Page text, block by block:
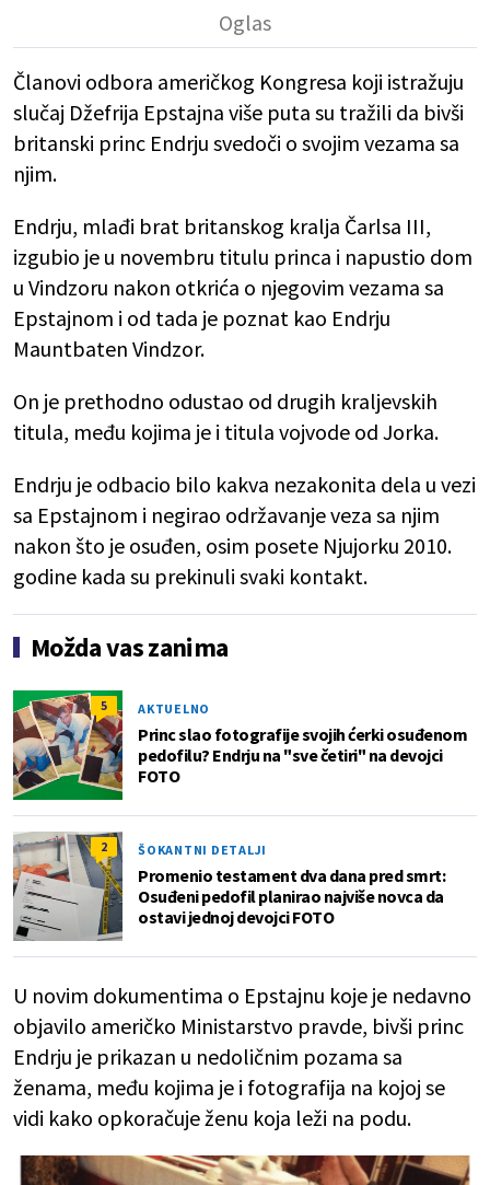
Članovi odbora američkog Kongresa koji istražuju
slučaj Džefrija Epstajna više puta su tražili da bivši
britanski princ Endrju svedoči o svojim vezama sa
njim.
Endrju, mlađi brat britanskog kralja Čarlsa III,
izgubio je u novembru titulu princa i napustio dom
u Vindzoru nakon otkrića o njegovim vezama sa
Epstajnom i od tada je poznat kao Endrju
Mauntbaten Vindzor.
On je prethodno odustao od drugih kraljevskih
titula, među kojima je i titula vojvode od Jorka.
Endrju je odbacio bilo kakva nezakonita dela u vezi
sa Epstajnom i negirao održavanje veza sa njim
nakon što je osuđen, osim posete Njujorku 2010.
godine kada su prekinuli svaki kontakt.
Možda vas zanima
5 AKTUELNO
Princ slao fotografije svojih ćerki osuđenom
pedofilu? Endrju na "sve četiri" na devojci
FOTO
2 ŠOKANTNI DETALJI
Promenio testament dva dana pred smrt:
Osuđeni pedofil planirao najviše novca da
ostavi jednoj devojci FOTO
U novim dokumentima o Epstajnu koje je nedavno
objavilo američko Ministarstvo pravde, bivši princ
Endrju je prikazan u nedoličnim pozama sa
ženama, među kojima je i fotografija na kojoj se
vidi kako opkoračuje ženu koja leži na podu.